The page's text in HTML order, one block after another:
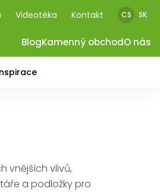
Videotéka Kontakt CS SK
BlogKamenný obchodO nás
vnějších vlivů,
a podložky pro